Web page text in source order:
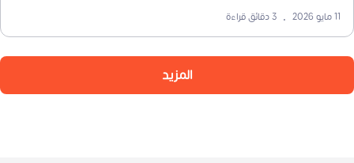
11 مايو 2026 •
3دقائق قراءة
المزيد